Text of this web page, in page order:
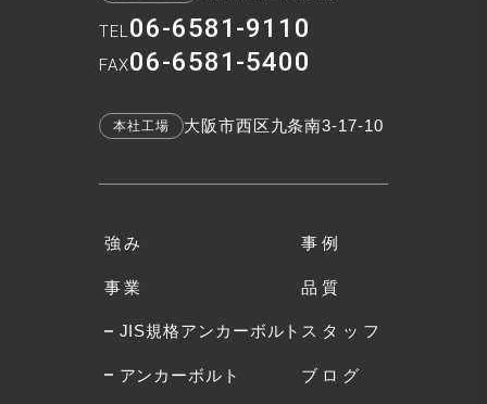
TEL06-6581-9110
FAX06-6581-5400
本社工場 大阪市西区九条南3-17-10
強み
事業
JIS規格アンカーボルト
アンカーボルト
事例
品質
スタッフ
ブログ